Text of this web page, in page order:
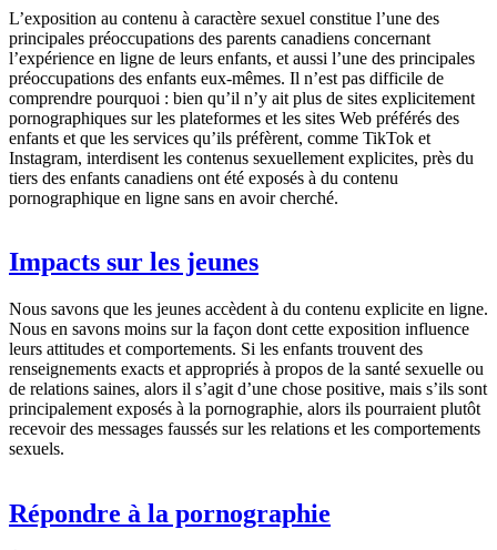
L’exposition au contenu à caractère sexuel constitue l’une des
principales préoccupations des parents canadiens concernant
l’expérience en ligne de leurs enfants, et aussi l’une des principales
préoccupations des enfants eux-mêmes. Il n’est pas difficile de
comprendre pourquoi : bien qu’il n’y ait plus de sites explicitement
pornographiques sur les plateformes et les sites Web préférés des
enfants et que les services qu’ils préfèrent, comme TikTok et
Instagram, interdisent les contenus sexuellement explicites, près du
tiers des enfants canadiens ont été exposés à du contenu
pornographique en ligne sans en avoir cherché.
Impacts sur les jeunes
Nous savons que les jeunes accèdent à du contenu explicite en ligne.
Nous en savons moins sur la façon dont cette exposition influence
leurs attitudes et comportements. Si les enfants trouvent des
renseignements exacts et appropriés à propos de la santé sexuelle ou
de relations saines, alors il s’agit d’une chose positive, mais s’ils sont
principalement exposés à la pornographie, alors ils pourraient plutôt
recevoir des messages faussés sur les relations et les comportements
sexuels.
Répondre à la pornographie